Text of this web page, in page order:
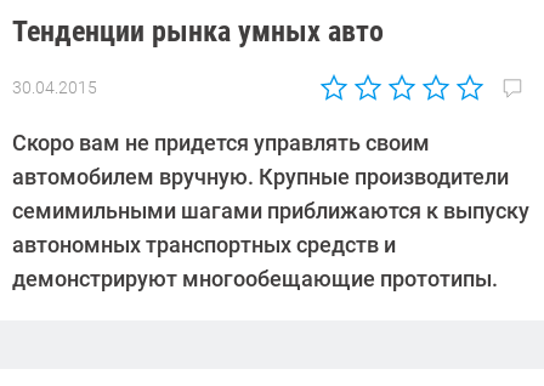
Тенденции рынка умных авто
30.04.2015
Автор:
Ларионов
Скоро вам не придется управлять своим
автомобилем вручную. Крупные производители
семимильными шагами приближаются к выпуску
автономных транспортных средств и
демонстрируют многообещающие прототипы.